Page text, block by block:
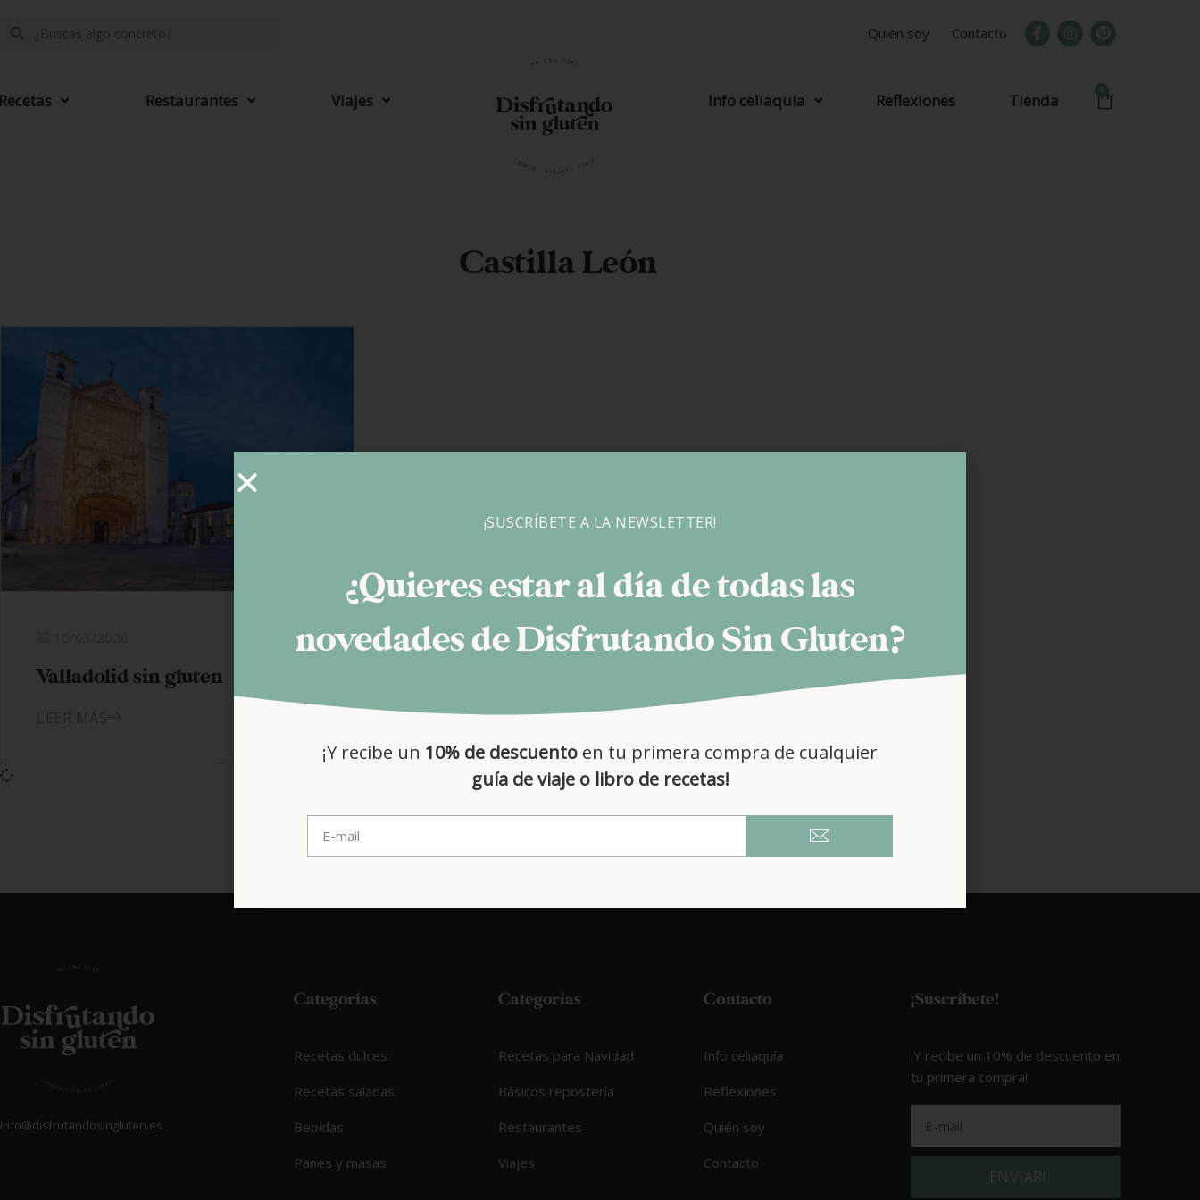
Quién soy Contacto
Restaurantes Viajes Info celiaquía Reflexiones Tienda
Castilla León
Valladolid sin gluten
LEER MÁS
info@disfrutandosingluten.es
Categorías
Recetas dulces
Recetas saladas
Bebidas
Panes y masas
Categorías
Recetas para Navidad
Básicos repostería
Restaurantes
Viajes
Contacto
Info celiaquía
Reflexiones
Quién soy
Contacto
¡Suscríbete!
¡Y recibe un 10% de descuento en
tu primera compra!
¡ENVIAR!
¡SUSCRÍBETE A LA NEWSLETTER!
¿Quieres estar al día de todas las
novedades de Disfrutando Sin Gluten?
¡Y recibe un 10% de descuento en tu primera compra de cualquier
guía de viaje o libro de recetas!